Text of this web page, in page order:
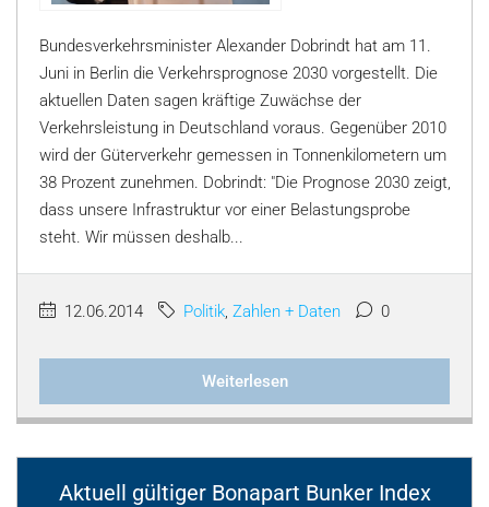
Bundesverkehrsminister Alexander Dobrindt hat am 11.
Juni in Berlin die Verkehrsprognose 2030 vorgestellt. Die
aktuellen Daten sagen kräftige Zuwächse der
Verkehrsleistung in Deutschland voraus. Gegenüber 2010
wird der Güterverkehr gemessen in Tonnenkilometern um
38 Prozent zunehmen. Dobrindt: "Die Prognose 2030 zeigt,
dass unsere Infrastruktur vor einer Belastungsprobe
steht. Wir müssen deshalb...
12.06.2014 Politik, Zahlen + Daten 0
Weiterlesen
Aktuell gültiger Bonapart Bunker Index